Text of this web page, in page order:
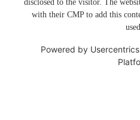
disclosed to the visitor. The
with their CMP to add this
Powered by